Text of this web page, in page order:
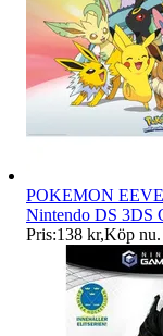
POKEMON
Nintendo DS 3DS
Pris:138 kr,Köp nu.